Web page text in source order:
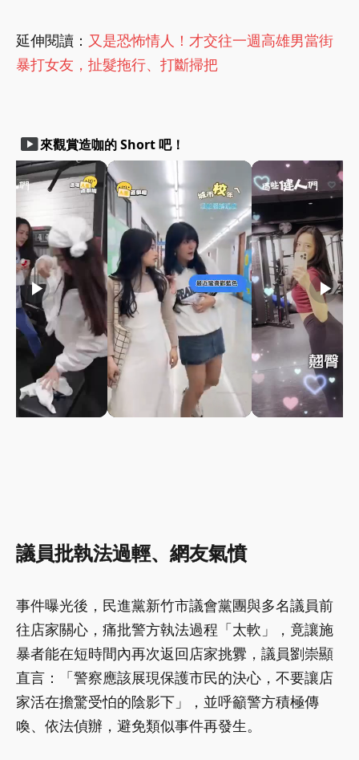
延伸閱讀： 又是恐怖情人！才交往一週高雄男當街
暴打女友，扯髮拖行、打斷掃把
smart_display來觀賞造咖的 Short 吧！
play_arrow play_arrow play_arrow
議員批執法過輕、網友氣憤
事件曝光後，民進黨新竹市議會黨團與多名議員前
往店家關心，痛批警方執法過程「太軟」，竟讓施
暴者能在短時間內再次返回店家挑釁，議員劉崇顯
直言：「警察應該展現保護市民的決心，不要讓店
家活在擔驚受怕的陰影下」，並呼籲警方積極傳
喚、依法偵辦，避免類似事件再發生。